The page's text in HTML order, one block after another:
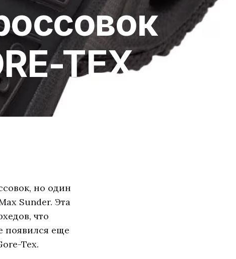
TEX
но один
Sunder. Эта
что
появился еще
Tex.